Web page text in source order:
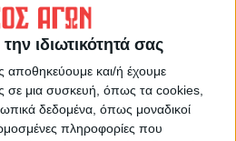
ιδιωτικότητά σας
αποθηκεύουμε και/ή έχουμε
σε μια συσκευή, όπως τα cookies,
δεδομένα, όπως μοναδικοί
πληροφορίες που
Πρωινή Εφημερίδα της Καρδίτσας